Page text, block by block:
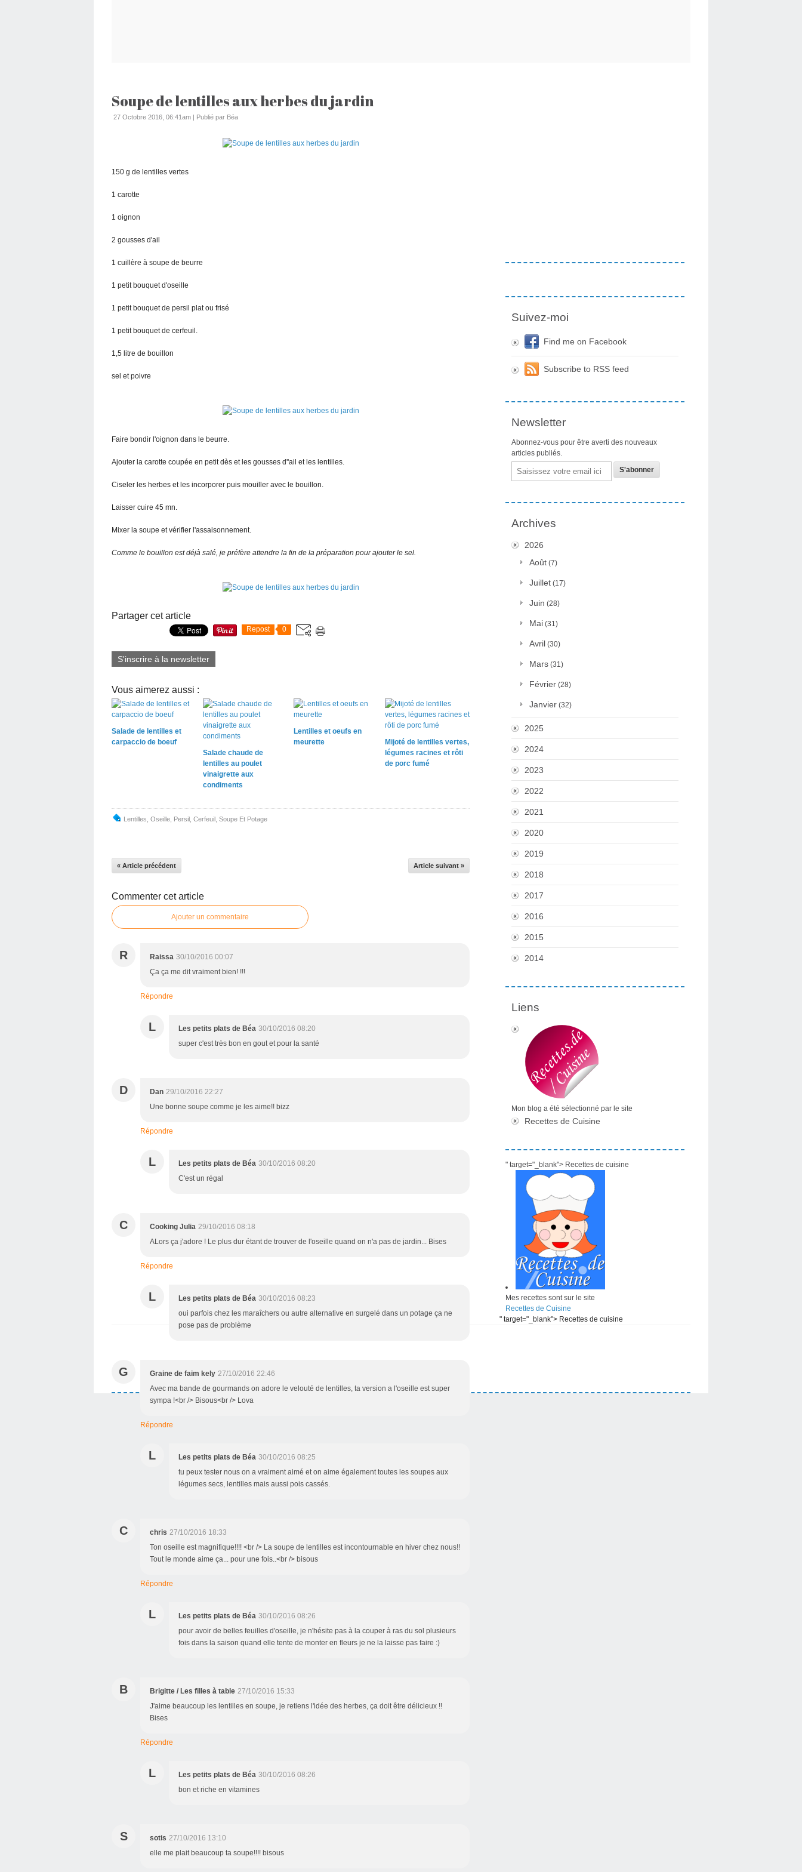
Soupe de lentilles aux herbes du jardin
27 Octobre 2016, 06:41am | Publié par Béa
150 g de lentilles vertes
1 carotte
1 oignon
2 gousses d'ail
1 cuillère à soupe de beurre
1 petit bouquet d'oseille
1 petit bouquet de persil plat ou frisé
1 petit bouquet de cerfeuil.
1,5 litre de bouillon
sel et poivre
Faire bondir l'oignon dans le beurre.
Ajouter la carotte coupée en petit dès et les gousses d''ail et les lentilles.
Ciseler les herbes et les incorporer puis mouiller avec le bouillon.
Laisser cuire 45 mn.
Mixer la soupe et vérifier l'assaisonnement.
Comme le bouillon est déjà salé, je préfère attendre la fin de la préparation pour ajouter le sel.
Partager cet article
Repost 0
S'inscrire à la newsletter
Vous aimerez aussi :
Salade de lentilles et
carpaccio de boeuf
Salade chaude de
lentilles au poulet
vinaigrette aux
condiments
Lentilles et oeufs en
meurette
Mijoté de lentilles vertes,
légumes racines et rôti
de porc fumé
Lentilles Oseille Persil Cerfeuil Soupe Et Potage
« Article précédent Article suivant »
Commenter cet article
Ajouter un commentaire
R Raissa 30/10/2016 00:07
Ça ça me dit vraiment bien! !!!
Répondre
L Les petits plats de Béa 30/10/2016 08:20
super c'est très bon en gout et pour la santé
D Dan 29/10/2016 22:27
Une bonne soupe comme je les aime!! bizz
Répondre
L Les petits plats de Béa 30/10/2016 08:20
C'est un régal
C Cooking Julia 29/10/2016 08:18
ALors ça j'adore ! Le plus dur étant de trouver de l'oseille quand on n'a pas de jardin... Bises
Répondre
L Les petits plats de Béa 30/10/2016 08:23
oui parfois chez les maraîchers ou autre alternative en surgelé dans un potage ça ne
pose pas de problème
G Graine de faim kely 27/10/2016 22:46
Avec ma bande de gourmands on adore le velouté de lentilles, ta version a l'oseille est super
sympa !<br /> Bisous<br /> Lova
Répondre
L Les petits plats de Béa 30/10/2016 08:25
tu peux tester nous on a vraiment aimé et on aime également toutes les soupes aux
légumes secs, lentilles mais aussi pois cassés.
C chris 27/10/2016 18:33
Ton oseille est magnifique!!!! <br /> La soupe de lentilles est incontournable en hiver chez nous!!
Tout le monde aime ça... pour une fois..<br /> bisous
Répondre
L Les petits plats de Béa 30/10/2016 08:26
pour avoir de belles feuilles d'oseille, je n'hésite pas à la couper à ras du sol plusieurs
fois dans la saison quand elle tente de monter en fleurs je ne la laisse pas faire :)
B Brigitte / Les filles à table 27/10/2016 15:33
J'aime beaucoup les lentilles en soupe, je retiens l'idée des herbes, ça doit être délicieux !!
Bises
Répondre
L Les petits plats de Béa 30/10/2016 08:26
bon et riche en vitamines
S sotis 27/10/2016 13:10
elle me plait beaucoup ta soupe!!!! bisous
Suivez-moi
Find me on Facebook
Subscribe to RSS feed
Newsletter
Abonnez-vous pour être averti des nouveaux
articles publiés.
Email
Archives
2026
Août (7)
Juillet (17)
Juin (28)
Mai (31)
Avril (30)
Mars (31)
Février (28)
Janvier (32)
2025
2024
2023
2022
2021
2020
2019
2018
2017
2016
2015
2014
Liens
Mon blog a été sélectionné par le site
Recettes de Cuisine
" target="_blank"> Recettes de cuisine
Mes recettes sont sur le site
Recettes de Cuisine
" target="_blank"> Recettes de cuisine